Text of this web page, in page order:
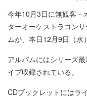
今年10月3日に無観客・
ターオーケストラコン
ムが、本日12月9日（水
アルバムにはシリーズ
イブ収録されている。
CDブックレットにはラ